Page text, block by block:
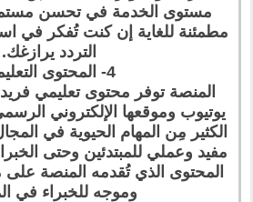
مستوى الخدمة في تحسن
مطمئنة للغاية إن كنت تُفكر في
التردد يرازغك.
4- المحتوى التعليمي
المنصة توفر محتوى تعليمي
يوتيوب وموقعها الإلكتروني
الكثير مِن المهام الحيوية في
مفيد وعملي للمبتدئين وحتى
المحتوى الذي تُقدمه المنصة
وموجه للخبراء في